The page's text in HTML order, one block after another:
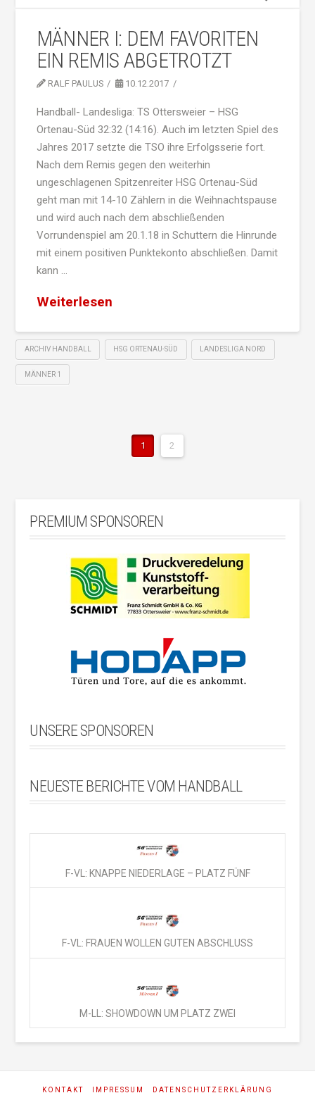
MÄNNER I: DEM FAVORITEN
EIN REMIS ABGETROTZT
RALF PAULUS 10.12.2017
Handball- Landesliga: TS Ottersweier – HSG
Ortenau-Süd 32:32 (14:16). Auch im letzten Spiel des
Jahres 2017 setzte die TSO ihre Erfolgsserie fort.
Nach dem Remis gegen den weiterhin
ungeschlagenen Spitzenreiter HSG Ortenau-Süd
geht man mit 14-10 Zählern in die Weihnachtspause
und wird auch nach dem abschließenden
Vorrundenspiel am 20.1.18 in Schuttern die Hinrunde
mit einem positiven Punktekonto abschließen. Damit
kann …
Weiterlesen
ARCHIV HANDBALL HSG ORTENAU-SÜD LANDESLIGA NORD
MÄNNER 1
1 2
PREMIUM SPONSOREN
UNSERE SPONSOREN
NEUESTE BERICHTE VOM HANDBALL
F-VL: KNAPPE NIEDERLAGE – PLATZ FÜNF
F-VL: FRAUEN WOLLEN GUTEN ABSCHLUSS
M-LL: SHOWDOWN UM PLATZ ZWEI
KONTAKT IMPRESSUM DATENSCHUTZERKLÄRUNG